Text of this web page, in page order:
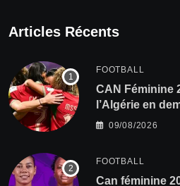
Articles Récents
FOOTBALL
CAN Féminine
l’Algérie en
2027 !
09/08/2026
FOOTBALL
‎Can féminine